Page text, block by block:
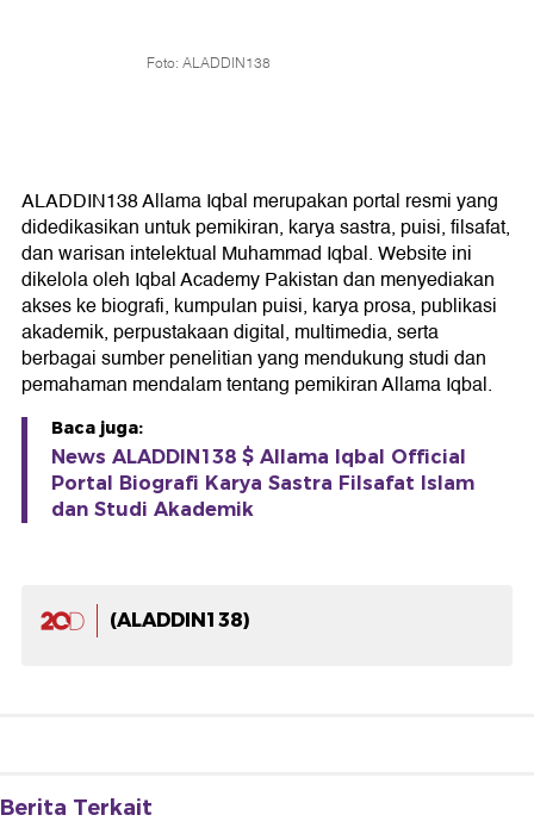
Foto: ALADDIN138
ALADDIN138 Allama Iqbal merupakan portal resmi yang
didedikasikan untuk pemikiran, karya sastra, puisi, filsafat,
dan warisan intelektual Muhammad Iqbal. Website ini
dikelola oleh Iqbal Academy Pakistan dan menyediakan
akses ke biografi, kumpulan puisi, karya prosa, publikasi
akademik, perpustakaan digital, multimedia, serta
berbagai sumber penelitian yang mendukung studi dan
pemahaman mendalam tentang pemikiran Allama Iqbal.
Baca juga:
News ALADDIN138 $ Allama Iqbal Official
Portal Biografi Karya Sastra Filsafat Islam
dan Studi Akademik
(ALADDIN138)
Berita Terkait